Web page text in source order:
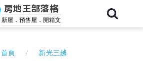
房地王部落格
新屋．預售屋．開箱文
首頁 新光三越